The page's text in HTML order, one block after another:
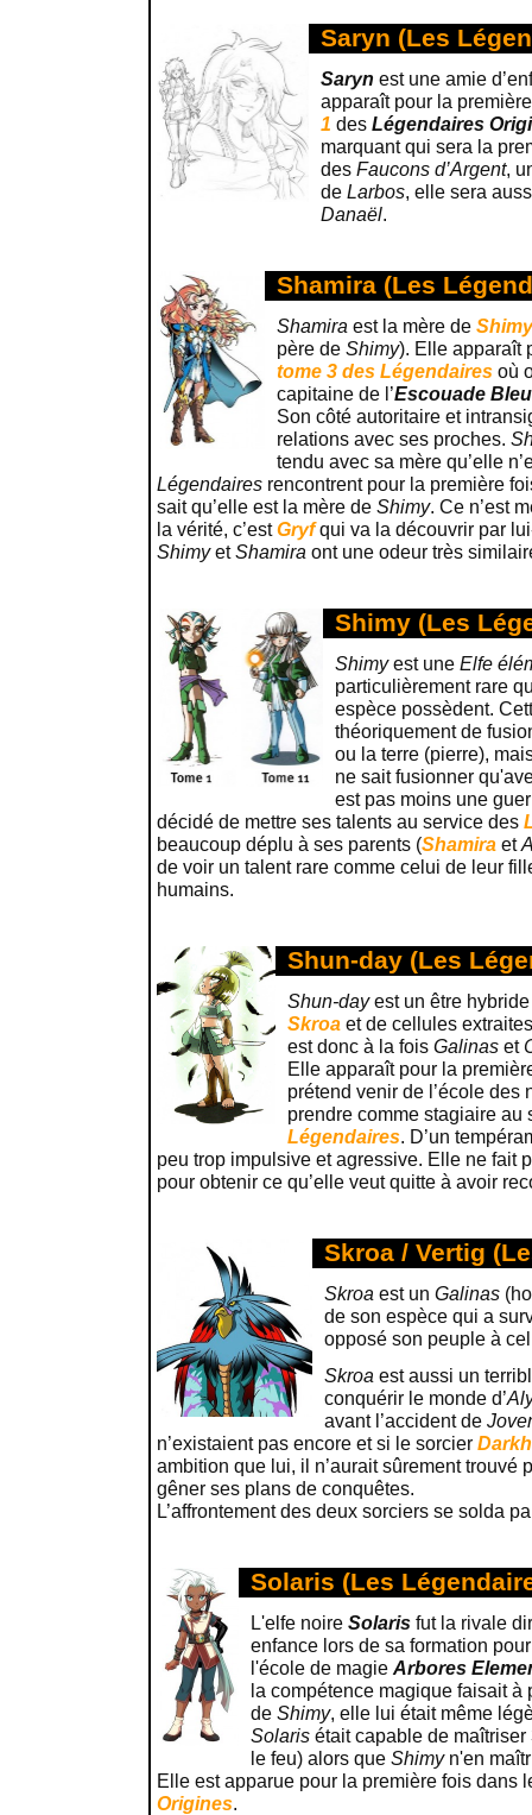
Saryn (Les
Saryn est une amie
apparaît pour la
1 des Légendaires
marquant qui sera la
des Faucons d’Argent,
de Larbos, elle sera
Danaël.
Shamira (Les
Shamira est la mère de Shimy
père de Shimy). Elle apparaît
tome 3 des Légendaires où
capitaine de l’Escouade
Son côté autoritaire et
relations avec ses proches.
tendu avec sa mère qu’elle
Légendaires rencontrent pour la première
sait qu’elle est la mère de Shimy. Ce n’est
la vérité, c’estGryf qui va la découvrir par
ShimyetShamira ont une odeur très
Shimy (Les
Shimyest une Elfe
particulièrement rare
espèce possèdent.
théoriquement de
ou la terre (pierre),
ne sait fusionner
est pas moins une
décidé de mettre ses talents au service des
beaucoup déplu à ses parents (Shamira et
de voir un talent rare comme celui de leur
humains.
Shun-day (Les
Shun-dayest un être
Skroa et de cellules
est donc à la fois Galinas et
Elle apparaît pour la
prétend venir de l’école des
prendre comme stagiaire au
Légendaires. D’un
peu trop impulsive et agressive. Elle ne fait
pour obtenir ce qu’elle veut quitte à avoir
Skroa / Vertig
Skroa est un Galinas
de son espèce qui a
opposé son peuple à
Skroa est aussi un
conquérir le monde d’
avant l’accident de
n’existaient pas encore et si le sorcier
ambition que lui, il n’aurait sûrement trouvé
gêner ses plans de conquêtes.
L’affrontement des deux sorciers se solda
Solaris (Les
L'elfe noire Solaris fut la rivale
enfance lors de sa formation
l'école de magie Arbores
la compétence magique faisait
de Shimy, elle lui était même
Solaris était capable de
le feu) alors que Shimyn'en
Elle est apparue pour la première fois dans
Origines.